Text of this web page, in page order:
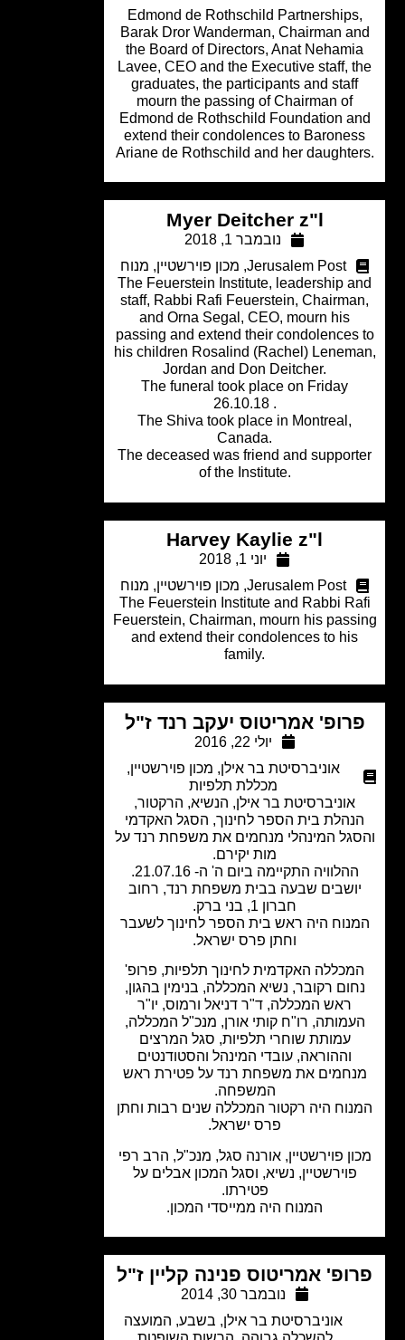
Edmond de Rothschild
Barak Dror Wanderman, Chairman
the Board of Directors, Anat
Lavee, CEO and the Executive staff,
graduates, the participants and staff
mourn the passing of Chairman of
Edmond de Rothschild Foundation
extend their condolences to
Ariane de Rothschild and her
Myer Deitcher z"l
נובמבר 1, 2018
Jerusalem Post
,מכון פוירשטיין,מנוח
The Feuerstein Institute, leadership
staff, Rabbi Rafi Feuerstein,
and Orna Segal, CEO, mourn his
passing and extend their
his children Rosalind (Rachel)
Jordan and Don Deitcher.
The funeral took place on Friday
26.10.18 .
The Shiva took place in Montreal,
Canada.
The deceased was friend and
of the Institute.
Harvey Kaylie z"l
Jerusalem Post
,מכון פוירשטיין,מנוח
The Feuerstein Institute and Rabbi
Feuerstein, Chairman, mourn his
and extend their condolences to his
אמריטוס יעקב רנד ז"ל
אוניברסיטת בר אילן ,מכון פוירשטיין,
מכללת תלפיות
אוניברסיטת בר אילן, הנשיא, הרקטור,
בית הספר לחינוך, הסגל האקדמי
המינהלי מנחמים את משפחת רנד על
מות יקירם.
ההלוויה התקיימה ביום ה' ה- 21.07.16.
שבעה בבית משפחת רנד, רחוב
היה ראש בית הספר לחינוך לשעבר
וחתן פרס ישראל.
האקדמית לחינוך תלפיות, פרופ'
רקובר, נשיא המכללה, בנימין בהגון,
ראש המכללה, ד"ר דניאל ורמוס, יו"ר
רו"ח קותי אורן, מנכ"ל המכללה,
עמותת שוחרי תלפיות, סגל המרצים
וההוראה, עובדי המינהל והסטודנטים
את משפחת רנד על פטירת ראש
המשפחה.
היה רקטור המכללה שנים רבות וחתן
פרס ישראל.
פוירשטיין, אורנה סגל, מנכ"ל, הרב רפי
פוירשטיין, נשיא, וסגל המכון אבלים על
המנוח היה ממייסדי המכון.
אמריטוס פנינה קליין ז"ל
נובמבר 30, 2014
אוניברסיטת בר אילן ,בשבע, המועצה